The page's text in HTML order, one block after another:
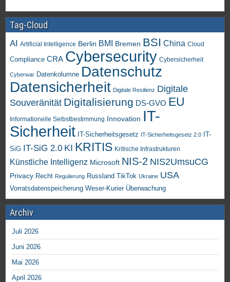
Tag-Cloud
AI Artificial Intelligence Berlin BMI Bremen BSI China Cloud
Compliance CRA Cybersecurity Cybersicherheit
Cyberwar Datenkolumne Datenschutz
Datensicherheit Digitale Resilienz Digitale
Souveränität Digitalisierung DS-GVO EU
Informationelle Selbstbestimmung Innovation IT-
Sicherheit IT-Sicherheitsgesetz IT-Sicherheitsgesetz 2.0
IT-
SiG IT-SiG 2.0 KI KRITIS Kritische Infrastrukturen
Künstliche Intelligenz Microsoft NIS-2 NIS2UmsuCG
Privacy Recht Regulierung Russland TikTok Ukraine USA
Vorratsdatenspeicherung Weser-Kurier Überwachung
Archiv
Juli 2026
Juni 2026
Mai 2026
April 2026